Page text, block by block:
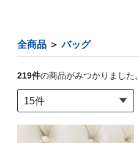
全商品 ＞ バッグ
219件の商品がみつかりました。